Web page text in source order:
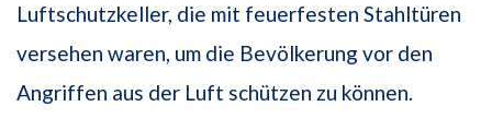
Luftschutzkeller, die mit feuerfesten Stahltüren
versehen waren, um die Bevölkerung vor den
Angriffen aus der Luft schützen zu können.